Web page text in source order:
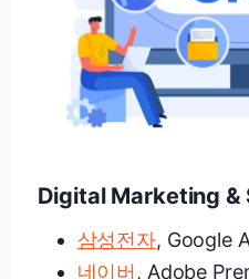
Digital Marketing &
삼성전자, Google
네이버 , Adobe